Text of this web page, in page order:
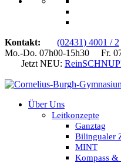
Kontakt: (02431) 4001 / 2
Mo.-Do. 07h00-15h30
Jetzt NEU:
Über Uns
Leitkonzepte
Ganztag
Bilingualer
MINT
Kompass &